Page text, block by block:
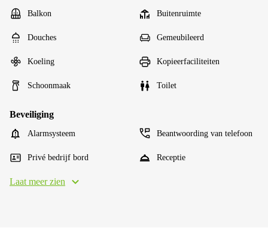
Balkon Buitenruimte
Douches Gemeubileerd
Koeling Kopieerfaciliteiten
Schoonmaak Toilet
Beveiliging
Alarmsysteem Beantwoording van telefoon
Privé bedrijf bord Receptie
Laat meer zien